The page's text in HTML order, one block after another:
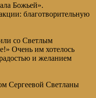
Божьей».
благотворительную
со Светлым
Очень им хотелось
и желанием
Сергеевой Светланы